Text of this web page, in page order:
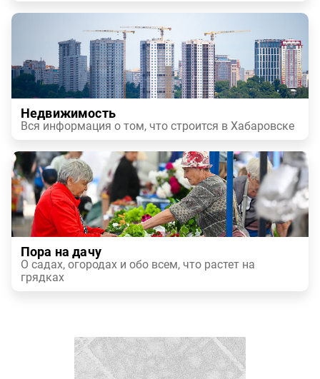
Недвижимость
Вся информация о том, что строится в Хабаровске
Пора на дачу
О садах, огородах и обо всем, что растет на
грядках